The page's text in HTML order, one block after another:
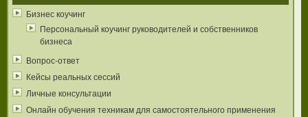
Бизнес коучинг
Персональный коучинг руководителей и собственников
бизнеса
Вопрос-ответ
Кейсы реальных сессий
Личные консультации
Онлайн обучения техникам для самостоятельного применения